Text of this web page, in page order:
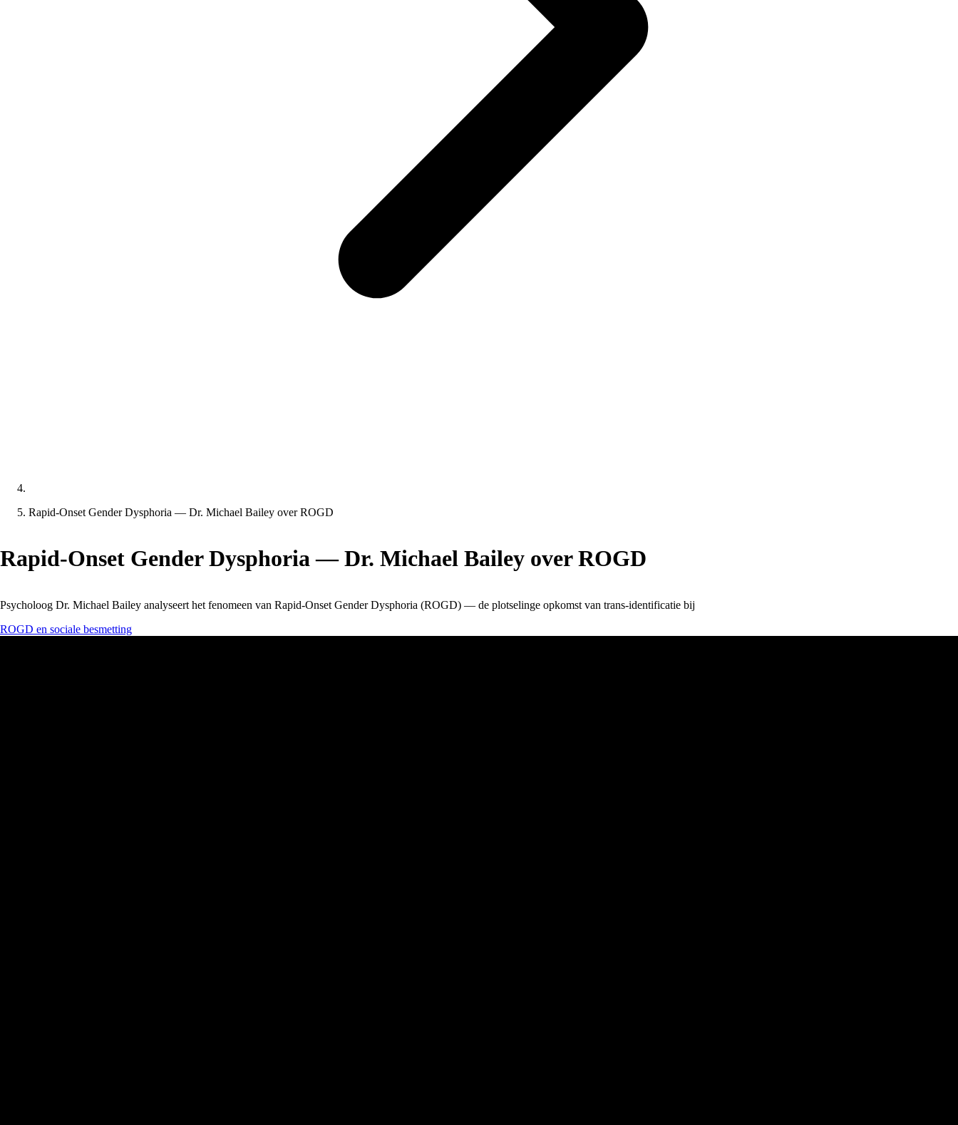
Rapid-Onset Gender Dysphoria — Dr. Michael Bailey over ROGD
Rapid-Onset Gender Dysphoria — Dr. Michael Bailey over ROGD
Psycholoog Dr. Michael Bailey analyseert het fenomeen van Rapid-Onset Gender Dysphoria (ROGD) — de plotselinge opkomst van trans-identificatie bij
ROGD en sociale besmetting